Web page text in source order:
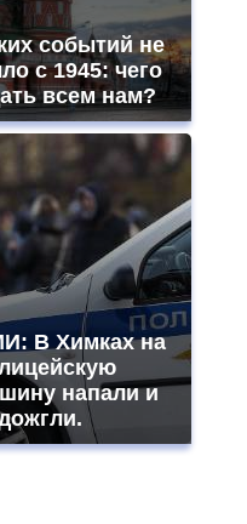
событий не
с 1945: чего
всем нам?
В Химках на
напали и